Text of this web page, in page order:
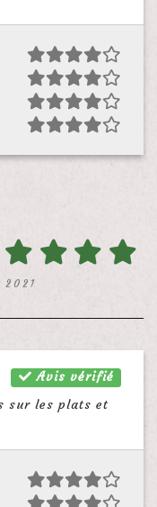
2021
Avis vérifié
sur les plats et